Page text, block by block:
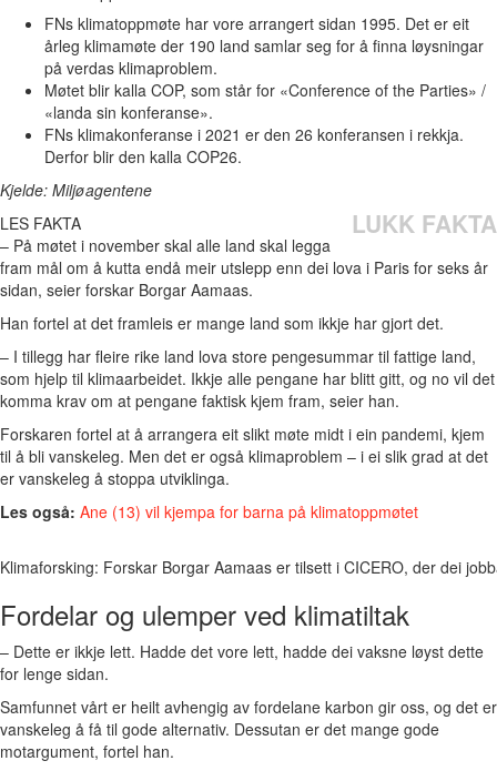
FNs klimatoppmøte har vore arrangert sidan 1995. Det er eit
årleg klimamøte der 190 land samlar seg for å finna løysningar
på verdas klimaproblem.
Møtet blir kalla COP, som står for «Conference of the Parties» /
«landa sin konferanse».
FNs klimakonferanse i 2021 er den 26 konferansen i rekkja.
Derfor blir den kalla COP26.
Kjelde: Miljøagentene
LES FAKTA
LUKK FAKTA
– På møtet i november skal alle land skal legga
fram mål om å kutta endå meir utslepp enn dei lova i Paris for seks år
sidan, seier forskar Borgar Aamaas.
Han fortel at det framleis er mange land som ikkje har gjort det.
– I tillegg har fleire rike land lova store pengesummar til fattige land,
som hjelp til klimaarbeidet. Ikkje alle pengane har blitt gitt, og no vil det
komma krav om at pengane faktisk kjem fram, seier han.
Forskaren fortel at å arrangera eit slikt møte midt i ein pandemi, kjem
til å bli vanskeleg. Men det er også klimaproblem – i ei slik grad at det
er vanskeleg å stoppa utviklinga.
Les også: Ane (13) vil kjempa for barna på klimatoppmøtet
Klimaforsking: Forskar Borgar Aamaas er tilsett i CICERO, der dei
Fordelar og ulemper ved klimatiltak
– Dette er ikkje lett. Hadde det vore lett, hadde dei vaksne løyst dette
for lenge sidan.
Samfunnet vårt er heilt avhengig av fordelane karbon gir oss, og det er
vanskeleg å få til gode alternativ. Dessutan er det mange gode
motargument, fortel han.